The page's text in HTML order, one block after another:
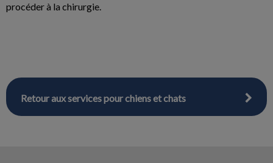
procéder à la chirurgie.
Retour aux services pour chiens et chats